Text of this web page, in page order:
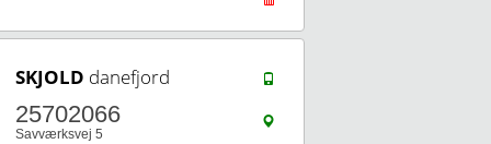
SKJOLD danefjord
25702066
Savværksvej 5